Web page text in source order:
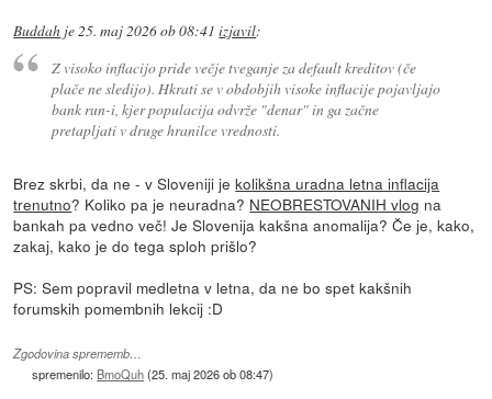
Buddah je25. maj 2026 ob 08:41 izjavil:
Z visoko inflacijo pride večje tveganje za default kreditov (če
plače ne sledijo). Hkrati se v obdobjih visoke inflacije pojavljajo
bank run-i, kjer populacija odvrže "denar" in ga začne
pretapljati v druge hranilce vrednosti.
Brez skrbi, da ne - v Sloveniji jekolikšna uradna letna inflacija
trenutno? Koliko pa je neuradna? NEOBRESTOVANIH vlog na
bankah pa vedno več! Je Slovenija kakšna anomalija? Če je, kako,
zakaj, kako je do tega sploh prišlo?
PS: Sem popravil medletna v letna, da ne bo spet kakšnih
forumskih pomembnih lekcij :D
Zgodovina sprememb…
spremenilo: BmoQuh(25. maj 2026 ob 08:47)